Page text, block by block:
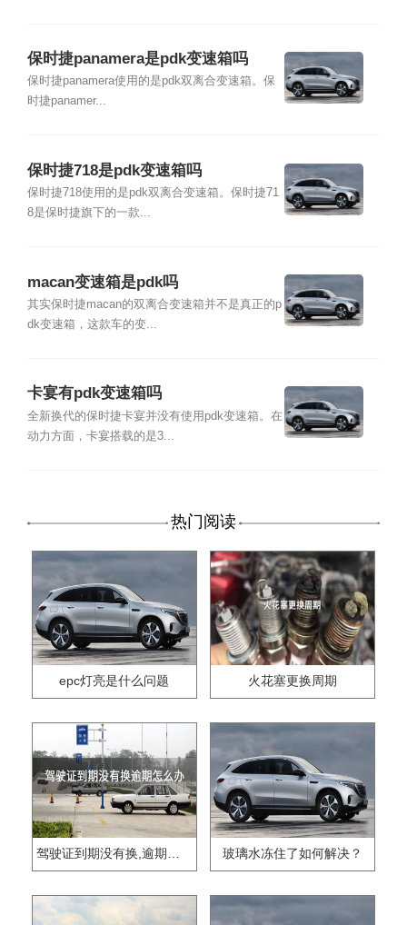
保时捷panamera是pdk变速箱吗
保时捷panamera使用的是pdk双离合变速箱。保
时捷panamer...
保时捷718是pdk变速箱吗
保时捷718使用的是pdk双离合变速箱。保时捷71
8是保时捷旗下的一款...
macan变速箱是pdk吗
其实保时捷macan的双离合变速箱并不是真正的p
dk变速箱，这款车的变...
卡宴有pdk变速箱吗
全新换代的保时捷卡宴并没有使用pdk变速箱。在
动力方面，卡宴搭载的是3...
热门阅读
epc灯亮是什么问题 火花塞更换周期
玻璃水冻住了如何解决？